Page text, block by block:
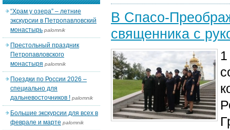
В Спасо-
священника с
“Храм у озера” – летние
экскурсии в Петропавловский
монастырь palomnik
Престольный праздник
Петропавловского
монастыря palomnik
Поездки по России 2026 –
специально для
дальневосточников ! palomnik
Большие экскурсии для всех в
феврале и марте palomnik